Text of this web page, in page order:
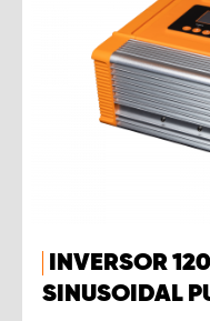
INVERSOR
SINUSOIDAL